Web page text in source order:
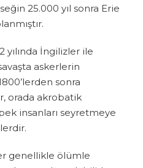
25.000 yıl sonra Erie
yılında İngilizler ile
askerlerin
sonra
orada akrobatik
insanları seyretmeye
genellikle ölümle